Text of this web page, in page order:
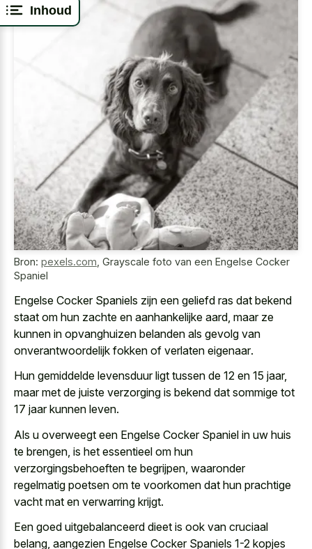
Inhoud
Bron: pexels.com Grayscale foto van een Engelse Cocker
Spaniel
Engelse Cocker Spaniels zijn een geliefd ras dat bekend
staat om hun zachte en aanhankelijke aard, maar ze
kunnen in opvanghuizen belanden als gevolg van
onverantwoordelijk fokken of verlaten eigenaar.
Hun gemiddelde levensduur ligt tussen de 12 en 15 jaar,
maar met de juiste verzorging is bekend dat sommige tot
17 jaar kunnen leven.
Als u overweegt een Engelse Cocker Spaniel in uw huis
te brengen, is het essentieel om hun
verzorgingsbehoeften te begrijpen, waaronder
regelmatig poetsen om te voorkomen dat hun prachtige
vacht mat en verwarring krijgt.
Een goed uitgebalanceerd dieet is ook van cruciaal
belang, aangezien Engelse Cocker Spaniels 1-2 kopjes